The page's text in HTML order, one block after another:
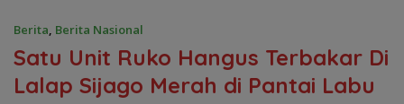
Berita, Berita Nasional
Satu Unit Ruko Hangus Terbakar Di
Lalap Sijago Merah di Pantai Labu